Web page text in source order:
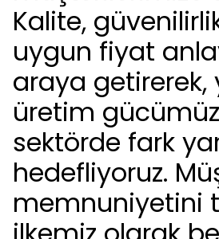
Kalite,
uygun fiyat
araya getirerek,
üretim
sektörde fark
hedefliyoruz.
memnuniyetini